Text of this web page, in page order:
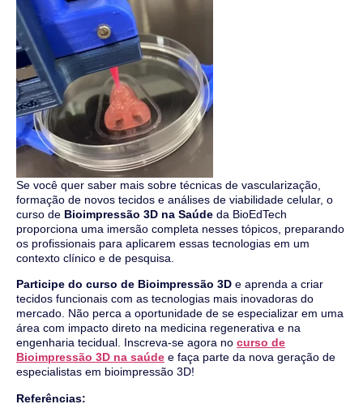
Se você quer saber mais sobre técnicas de vascularização,
formação de novos tecidos e análises de viabilidade celular, o
curso de Bioimpressão 3D na Saúde da BioEdTech
proporciona uma imersão completa nesses tópicos, preparando
os profissionais para aplicarem essas tecnologias em um
contexto clínico e de pesquisa.
Participe do curso de Bioimpressão 3D e aprenda a criar
tecidos funcionais com as tecnologias mais inovadoras do
mercado. Não perca a oportunidade de se especializar em uma
área com impacto direto na medicina regenerativa e na
engenharia tecidual. Inscreva-se agora no curso de
Bioimpressão 3D na saúde e faça parte da nova geração de
especialistas em bioimpressão 3D!
Referências: